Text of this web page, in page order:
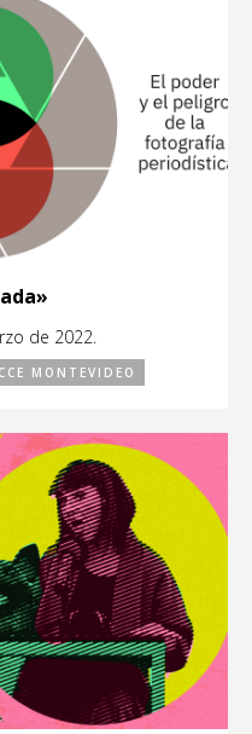
de 2022.
CCE MONTEVIDEO